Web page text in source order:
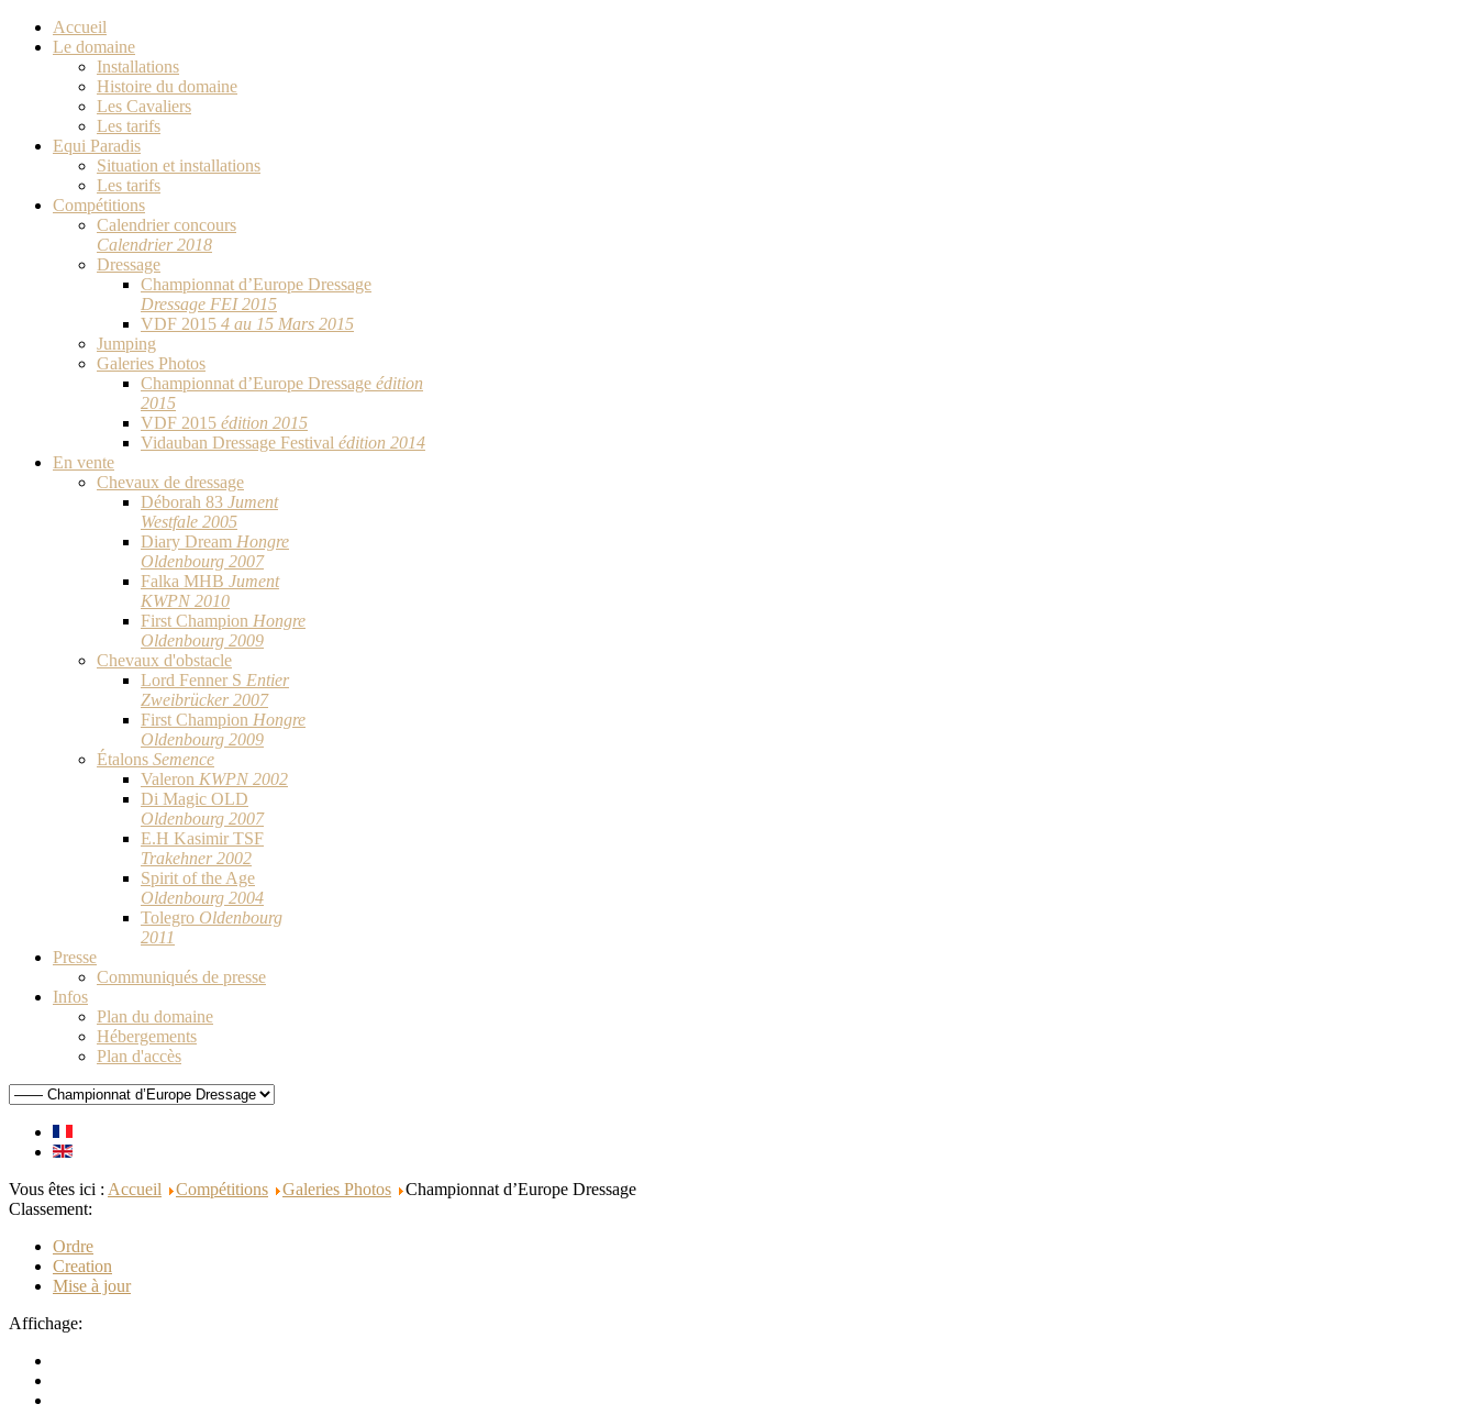
Accueil
Le domaine
Installations
Histoire du domaine
Les Cavaliers
Les tarifs
Equi Paradis
Situation et installations
Les tarifs
Compétitions
Calendrier concours
Calendrier 2018
Dressage
Championnat d’Europe Dressage
Dressage FEI 2015
VDF 2015 4 au 15 Mars 2015
Jumping
Galeries Photos
Championnat d’Europe Dressage édition
2015
VDF 2015 édition 2015
Vidauban Dressage Festival édition 2014
En vente
Chevaux de dressage
Déborah 83 Jument
Westfale 2005
Diary Dream Hongre
Oldenbourg 2007
Falka MHB Jument
KWPN 2010
First Champion Hongre
Oldenbourg 2009
Chevaux d'obstacle
Lord Fenner S Entier
Zweibrücker 2007
First Champion Hongre
Oldenbourg 2009
Étalons Semence
Valeron KWPN 2002
Di Magic OLD
Oldenbourg 2007
E.H Kasimir TSF
Trakehner 2002
Spirit of the Age
Oldenbourg 2004
Tolegro Oldenbourg
2011
Presse
Communiqués de presse
Infos
Plan du domaine
Hébergements
Plan d'accès
Vous êtes ici : Accueil Compétitions Galeries Photos
Championnat d’Europe Dressage
Classement:
Ordre
Creation
Mise à jour
Affichage: